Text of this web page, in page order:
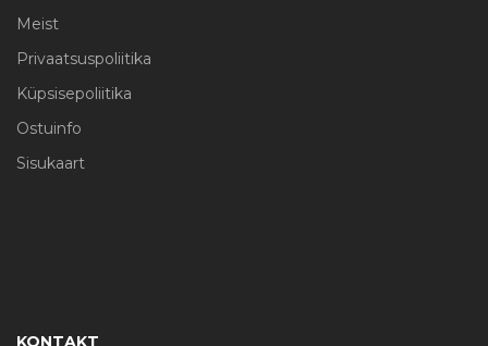
Meist
Privaatsuspoliitika
Küpsisepoliitika
Ostuinfo
Sisukaart
KONTAKT